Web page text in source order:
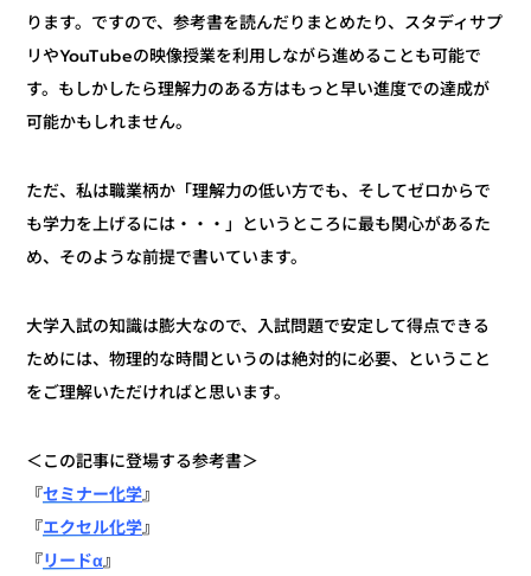
ります。ですので、参考書を読んだりまとめたり、スタディサプ
リやYouTubeの映像授業を利用しながら進めることも可能で
す。もしかしたら理解力のある方はもっと早い進度での達成が
可能かもしれません。
ただ、私は職業柄か「理解力の低い方でも、そしてゼロからで
も学力を上げるには・・・」というところに最も関心があるた
め、そのような前提で書いています。
大学入試の知識は膨大なので、入試問題で安定して得点できる
ためには、物理的な時間というのは絶対的に必要、ということ
をご理解いただければと思います。
＜この記事に登場する参考書＞
『セミナー化学』
『エクセル化学』
『リードα』